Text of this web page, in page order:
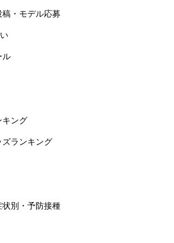
・モデル応募
ル
キング
ランキング
別・予防接種